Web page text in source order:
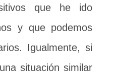
que he ido
y que podemos
Igualmente, si
situación similar